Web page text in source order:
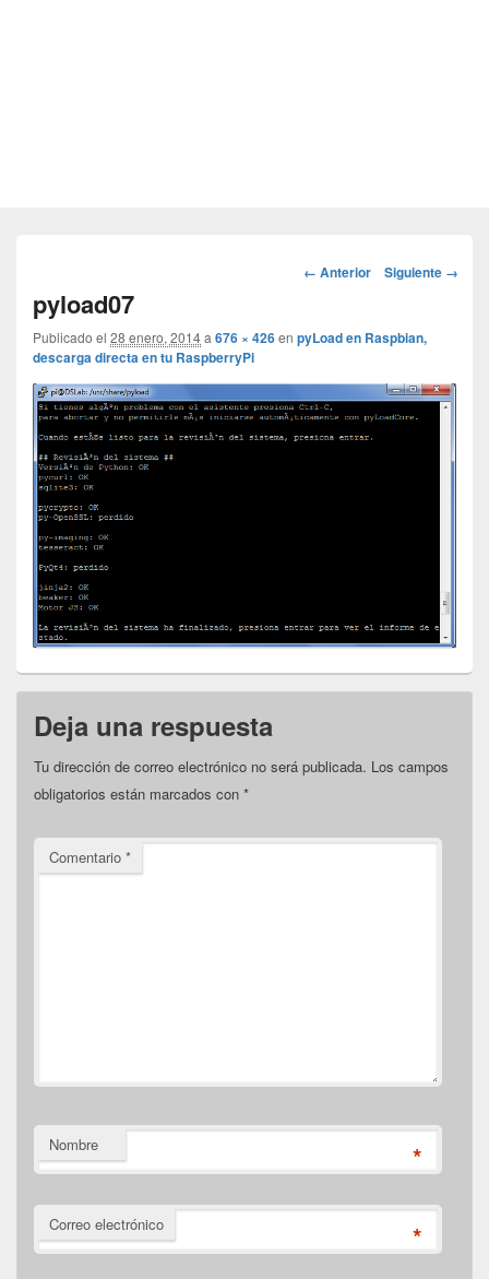
Navegador
← Anterior Siguiente →
pyload07
Publicado el 28 enero, 2014a 676 × 426en pyLoad en Raspbian,
descarga directa en tu RaspberryPi
Deja una respuesta
Tu dirección de correo electrónico no será publicada. Los campos
obligatorios están marcados con *
Comentario *
Nombre *
Correo electrónico *